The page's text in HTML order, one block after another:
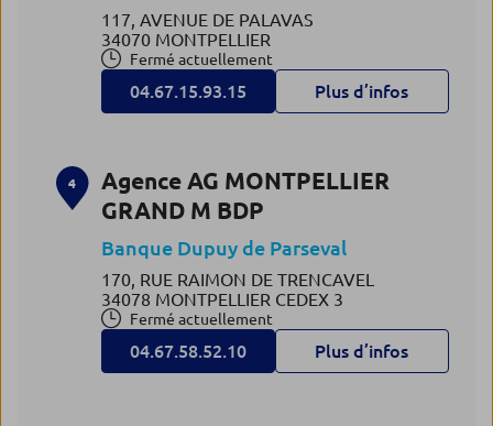
117, AVENUE DE PALAVAS
34070 MONTPELLIER
Fermé actuellement
04.67.15.93.15 Plus d’infos
4
Agence AG MONTPELLIER
GRAND M BDP
Banque Dupuy de Parseval
170, RUE RAIMON DE TRENCAVEL
34078 MONTPELLIER CEDEX 3
Fermé actuellement
04.67.58.52.10 Plus d’infos